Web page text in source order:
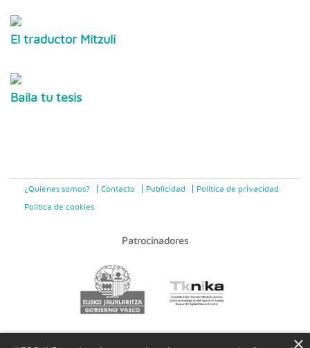
El traductor Mitzuli
Baila tu tesis
¿Quiénes somos? Contacto Publicidad Politica de privacidad
Política de cookies
Patrocinadores